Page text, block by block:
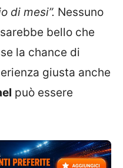
di mesi”. Nessuno
bello che
la chance di
giusta anche
può essere